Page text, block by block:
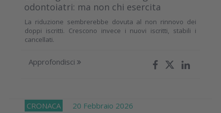
odontoiatri: ma non chi esercita
La riduzione sembrerebbe dovuta al non rinnovo dei
doppi iscritti. Crescono invece i nuovi iscritti, stabili i
cancellati.
Approfondisci
CRONACA 20 Febbraio 2026